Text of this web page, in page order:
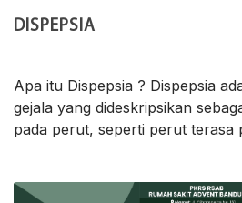
DISPEPSIA
Apa itu Dispepsia ? Dispepsia adalah sekumpulan
gejala yang dideskripsikan
pada perut, seperti perut terasa